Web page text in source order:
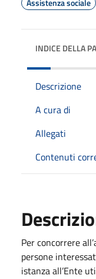
INDICE DELLA
Descrizione
A cura di
Allegati
Contenuti
Per concorrere
persone
istanza all’Ente